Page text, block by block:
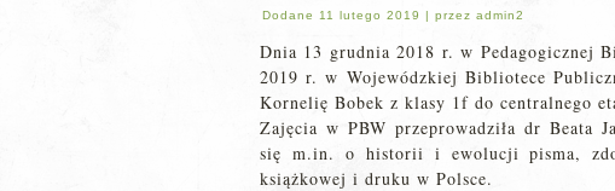
Dodane 11 lutego 2019 | przez admin2
Dnia 13 grudnia 2018 r. w Pedagogicznej
2019 r. w Wojewódzkiej Bibliotece
Kornelię Bobek z klasy 1f do centralnego
Zajęcia w PBW przeprowadziła dr Beata
się m.in. o historii i ewolucji pisma,
książkowej i druku w Polsce.